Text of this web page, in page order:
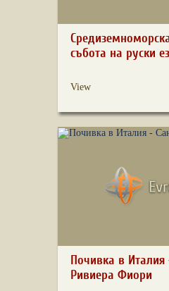
събота на руски
View
Почивка в
Ривиера Фиори